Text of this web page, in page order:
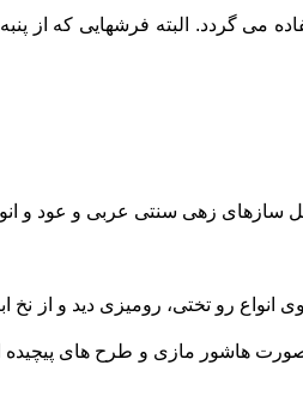
می گردد. البته فرشهایی که از
سازهای زهی سنتی عربی و عود و
رو تختی، رومیزی دید و از نخ
هاشور مازی و طرح های پیچیده